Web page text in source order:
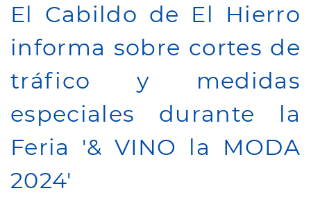
El Cabildo de El Hierro
informa sobre cortes de
tráfico y medidas
especiales durante la
Feria '& VINO la MODA
2024'